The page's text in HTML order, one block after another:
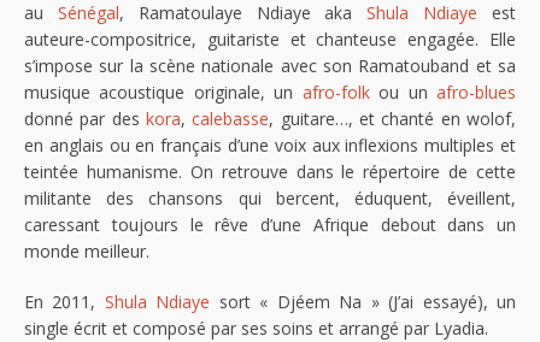
au Sénégal, Ramatoulaye Ndiaye akaShula Ndiaye est
auteure-compositrice, guitariste et chanteuse engagée. Elle
s’impose sur la scène nationale avec son Ramatouband et sa
musique acoustique originale, un afro-folkou unafro-blues
donné par des kora,calebasse, guitare…, et chanté en wolof,
en anglais ou en français d’une voix aux inflexions multiples et
teintée humanisme. On retrouve dans le répertoire de cette
militante des chansons qui bercent, éduquent, éveillent,
caressant toujours le rêve d’une Afrique debout dans un
monde meilleur.
En 2011, Shula Ndiaye sort « Djéem Na » (J’ai essayé), un
single écrit et composé par ses soins et arrangé par Lyadia.